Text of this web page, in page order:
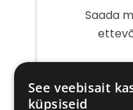
Saada
post
See veebisait
küpsiseid